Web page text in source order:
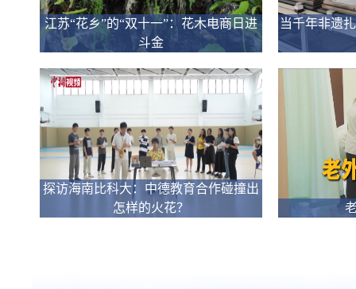
江苏“花乡”的“双十一”：花木电商日进
斗金
当千年非遗
探访海南比科大：中德教育合作碰撞出
怎样的火花？